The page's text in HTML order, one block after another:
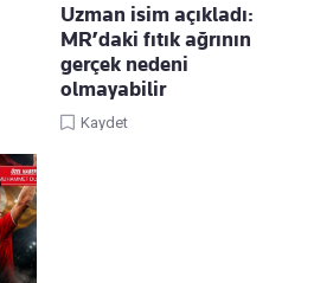
Uzman isim açıkladı:
MR’daki fıtık ağrının
gerçek nedeni
olmayabilir
Kaydet